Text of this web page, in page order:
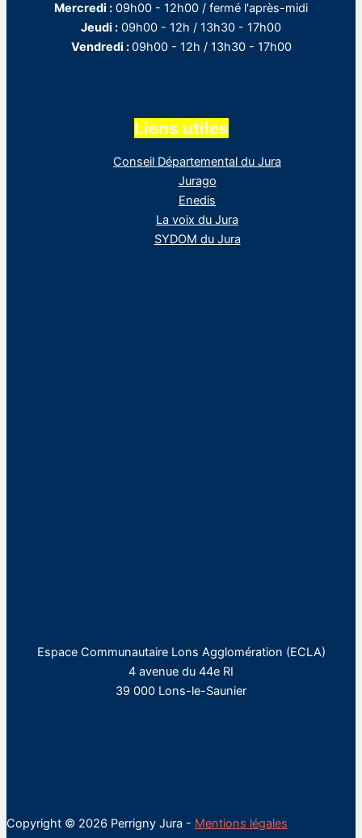
Mercredi : 09h00 - 12h00 / fermé l'après-midi
Jeudi : 09h00 - 12h / 13h30 - 17h00
Vendredi :09h00 - 12h / 13h30 - 17h00
Liens utiles
Conseil Départemental du Jura
Jurago
Enedis
La voix du Jura
SYDOM du Jura
Espace Communautaire Lons Agglomération (ECLA)
4 avenue du 44e RI
39 000 Lons-le-Saunier
Copyright © 2026 Perrigny Jura - Mentions légales